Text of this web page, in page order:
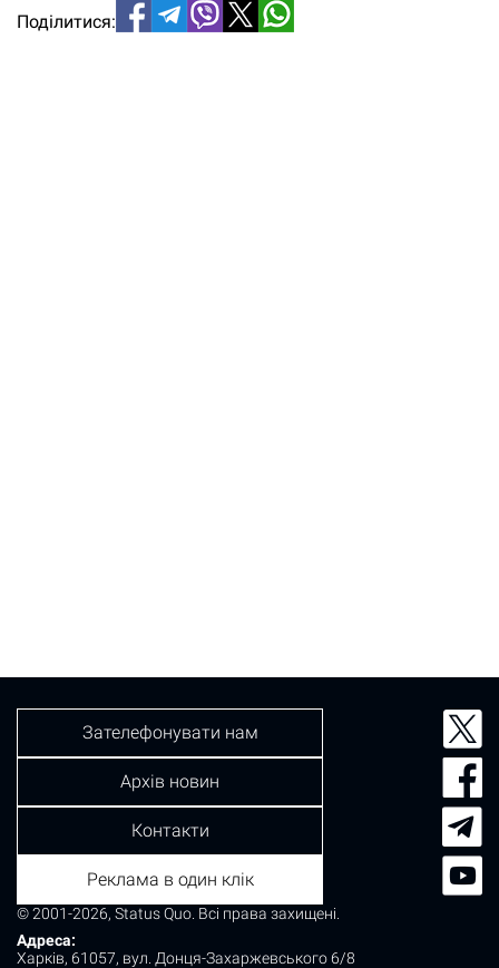
Поділитися:
© 2001-2026, Status Quo. Всі права захищені.
Адреса:
Харків, 61057, вул. Донця-Захаржевського 6/8
Зателефонувати нам
Архів новин
Контакти
Реклама в один клік